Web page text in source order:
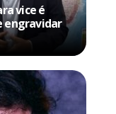
vice é
engravidar